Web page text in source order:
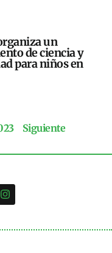
un
de ciencia y
para niños en
Siguiente